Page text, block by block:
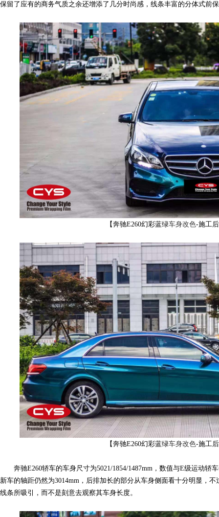
汽
保留了应有的商务气质之余还增添了几分时尚感，线条丰富的分体式前
【奔驰E260幻彩蓝绿车身改色-施工
【奔驰E260幻彩蓝绿车身改色-施工
奔驰E260轿车的车身尺寸为5021/1854/1487mm，数值与E级运动轿
新车的轴距仍然为3014mm，后排加长的部分从车身侧面看十分明显，
线条所吸引，而不是刻意去观察其车身长度。